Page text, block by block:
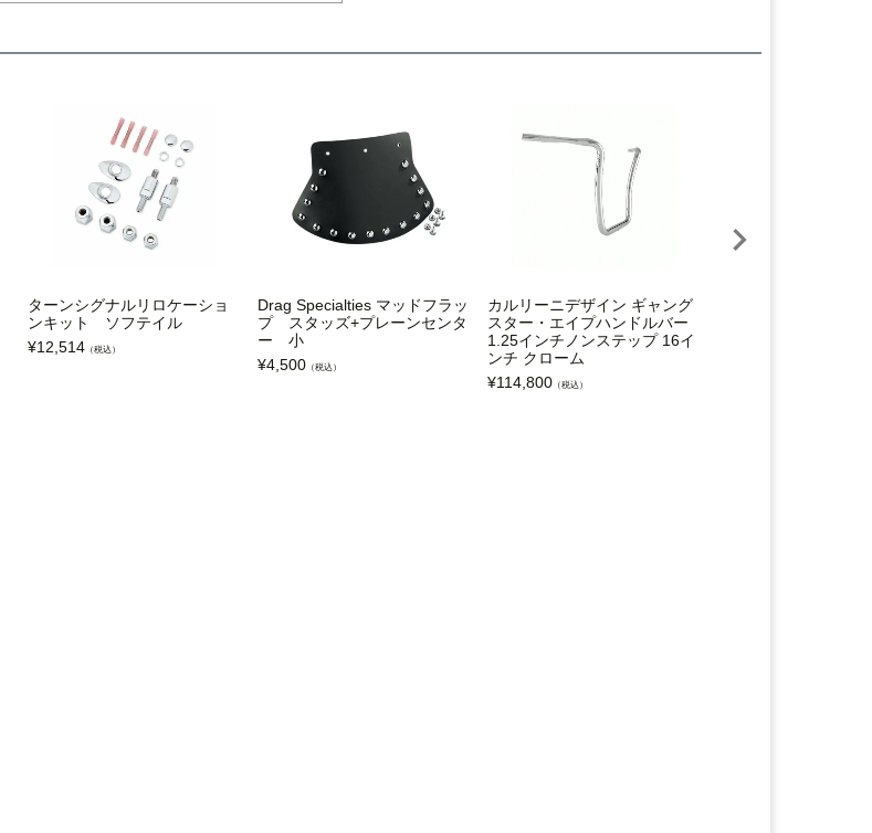
ターンシグナルリロケーショ
ンキット ソフテイル
¥12,514 （税込）
Drag Specialties マッドフラッ
プ スタッズ+プレーンセンタ
ー 小
¥4,500 （税込）
カルリーニデザイン ギャング
スター・エイプハンドルバー
1.25インチノンステップ 16イ
ンチ クローム
¥114,800 （税込）